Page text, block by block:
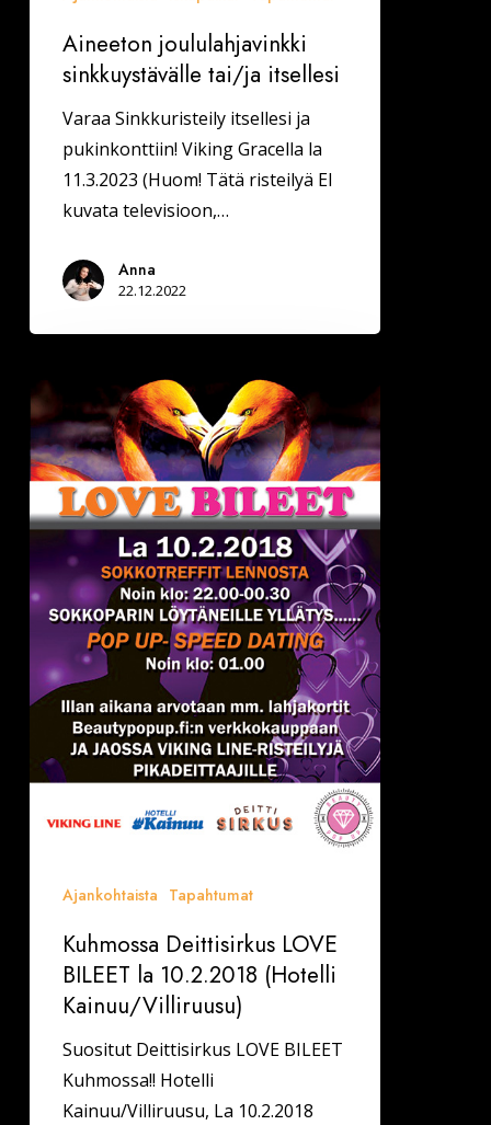
Aineeton joululahjavinkki
sinkkuystävälle tai/ja itsellesi
Varaa Sinkkuristeily itsellesi ja
pukinkonttiin! Viking Gracella la
11.3.2023 (Huom! Tätä risteilyä EI
kuvata televisioon,…
Anna
22.12.2022
Kuhmossa
Deittisirkus
LOVE
BILEET
10.2.2018
(Hotelli
Kainuu/Villiruusu)
Ajankohtaista Tapahtumat
Kuhmossa Deittisirkus LOVE
BILEET la 10.2.2018 (Hotelli
Kainuu/Villiruusu)
Suositut Deittisirkus LOVE BILEET
Kuhmossa!! Hotelli
Kainuu/Villiruusu, La 10.2.2018